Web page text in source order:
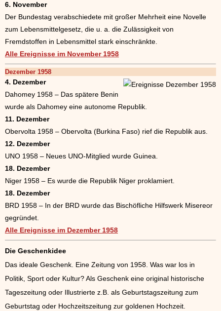
6. November
Der Bundestag verabschiedete mit großer Mehrheit eine Novelle
zum Lebensmittelgesetz, die u. a. die Zulässigkeit von
Fremdstoffen in Lebensmittel stark einschränkte.
Alle Ereignisse im November 1958
Dezember 1958
4. Dezember
Dahomey 1958 – Das spätere Benin
wurde als Dahomey eine autonome Republik.
11. Dezember
Obervolta 1958 – Obervolta (Burkina Faso) rief die Republik aus.
12. Dezember
UNO 1958 – Neues UNO-Mitglied wurde Guinea.
18. Dezember
Niger 1958 – Es wurde die Republik Niger proklamiert.
18. Dezember
BRD 1958 – In der BRD wurde das Bischöfliche Hilfswerk Misereor
gegründet.
Alle Ereignisse im Dezember 1958
Die Geschenkidee
Das ideale Geschenk. Eine Zeitung von 1958. Was war los in
Politik, Sport oder Kultur? Als Geschenk eine original historische
Tageszeitung oder Illustrierte z.B. als Geburtstagszeitung zum
Geburtstag oder Hochzeitszeitung zur goldenen Hochzeit.